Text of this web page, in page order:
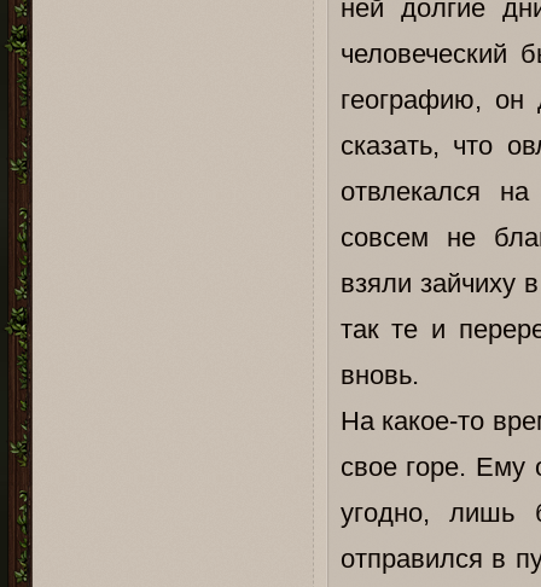
ней долгие
человеческий
географию, он
сказать, что
отвлекался
совсем не
взяли зайчиху
так те и
вновь.
На какое-то
свое горе. Ему
угодно, лишь
отправился в